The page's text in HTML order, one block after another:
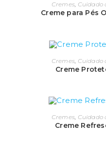
Cremes, Cuidado
Creme para Pés
Cremes Cuidado
Creme
Cremes, Cuidado
Creme